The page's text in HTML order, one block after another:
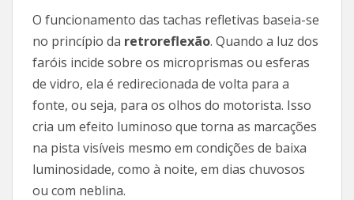
O funcionamento das tachas refletivas baseia-se
no princípio da retroreflexão. Quando a luz dos
faróis incide sobre os microprismas ou esferas
de vidro, ela é redirecionada de volta para a
fonte, ou seja, para os olhos do motorista. Isso
cria um efeito luminoso que torna as marcações
na pista visíveis mesmo em condições de baixa
luminosidade, como à noite, em dias chuvosos
ou com neblina.